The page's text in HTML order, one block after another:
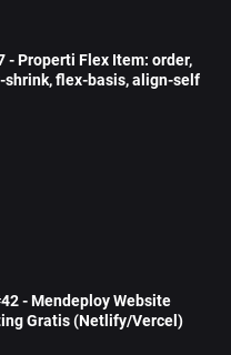
- Properti Flex Item: order,
shrink, flex-basis, align-self
- Mendeploy Website
Gratis (Netlify/Vercel)